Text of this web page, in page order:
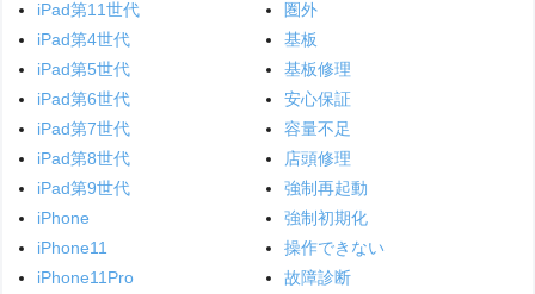
iPad第11世代
iPad第4世代
iPad第5世代
iPad第6世代
iPad第7世代
iPad第8世代
iPad第9世代
iPhone
iPhone11
iPhone11Pro
圏外
基板
基板修理
安心保証
容量不足
店頭修理
強制再起動
強制初期化
操作できない
故障診断